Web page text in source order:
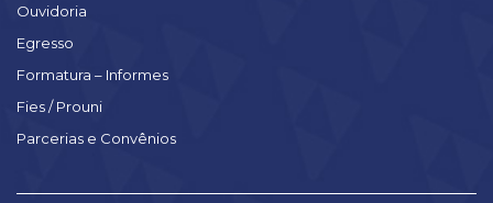
Ouvidoria
Egresso
Formatura – Informes
Fies / Prouni
Parcerias e Convênios